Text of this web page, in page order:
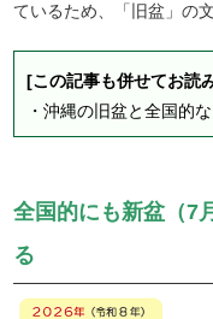
ているため、「旧盆」の
[この記事も併せてお読
・沖縄の旧盆と全国的
全国的にも新盆（7
る